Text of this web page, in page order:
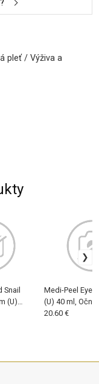
pleť / Výživa a
Snail
(U)
Medi-Peel Eye
(U) 40 ml, Očný
20.60 €